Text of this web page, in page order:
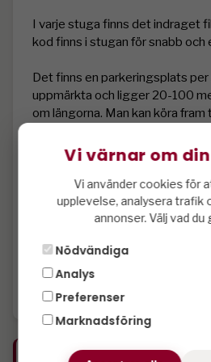
I varje stuga finns det indraget
kod finns i stugan för snabb och
Det finns en parkeringsplats
uppmärkta och ligger 20-100
om längorna. Man kan köra
Elbilsladdare finns begränsat
BRF Sälenstugan med typ 2-
Nämaste skidskola är vid
Avresestäd ingår inte.
Vi värnar om
Vi använder cookies för
upplevelse, analysera trafik
annonser. Välj vad du
Nödvändiga
Analys
Preferenser
Marknadsföring